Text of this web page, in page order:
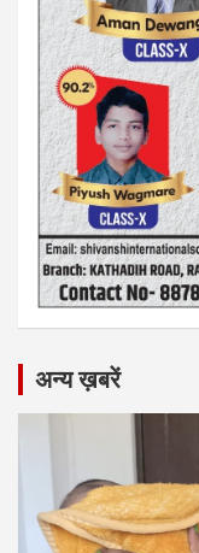
अन्य ख़बरें